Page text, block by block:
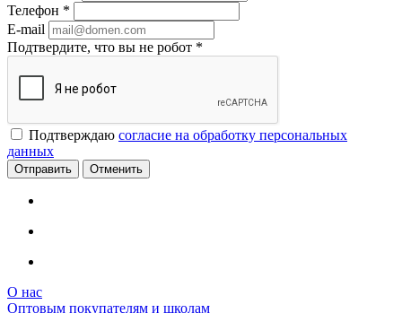
Телефон *
E-mail
Подтвердите, что вы не робот *
Подтверждаю согласие на обработку персональных
данных
Отменить
О нас
Оптовым покупателям и школам